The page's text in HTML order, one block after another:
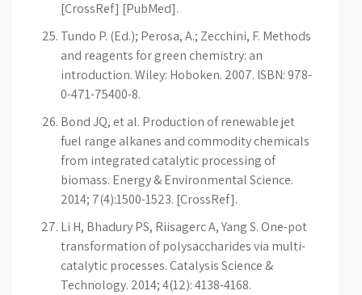
[CrossRef] [PubMed].
Tundo P. (Ed.); Perosa, A.; Zecchini, F. Methods
and reagents for green chemistry: an
introduction. Wiley: Hoboken. 2007. ISBN: 978-
0-471-75400-8.
Bond JQ, et al. Production of renewable jet
fuel range alkanes and commodity chemicals
from integrated catalytic processing of
biomass. Energy & Environmental Science.
2014; 7(4):1500-1523. [CrossRef].
Li H, Bhadury PS, Riisagerc A, Yang S. One-pot
transformation of polysaccharides via multi-
catalytic processes. Catalysis Science &
Technology. 2014; 4(12): 4138-4168.